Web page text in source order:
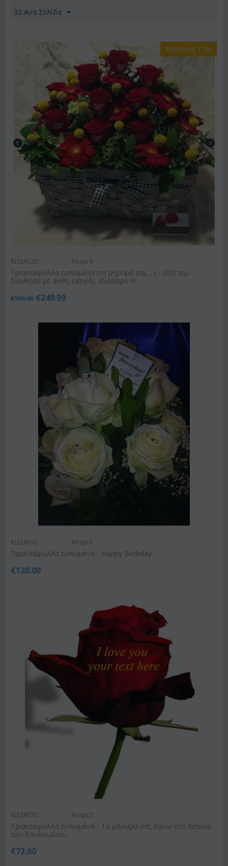
32 Ανα Σελίδα
Έκπτωση 17%
ΚΩΔΙΚΟΣ: Rospr4
Τριαντάφυλλα τυπωμένα (το μήμυμά σας ...) - (20) τεμ.
Σύνθεση με άνθη εποχής. Ιδιαίτερο !!!
€300.00 €249.99
ΚΩΔΙΚΟΣ: Rospr3
Τριαντάφυλλα τυπωμένα - Happy Birthday
€120.00
ΚΩΔΙΚΟΣ: Rospr2
Τριαντάφυλλα τυπωμένα - Το μήνυμά σας πάνω στα πέταλα
του λουλουδιού
€72.00